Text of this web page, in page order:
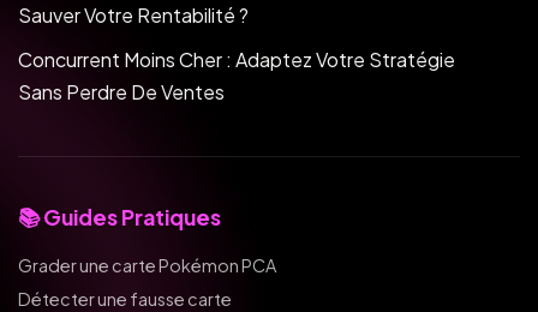
Sauver Votre Rentabilité ?
Concurrent Moins Cher : Adaptez Votre Stratégie
Sans Perdre De Ventes
📚 Guides Pratiques
Grader une carte Pokémon PCA
Détecter une fausse carte